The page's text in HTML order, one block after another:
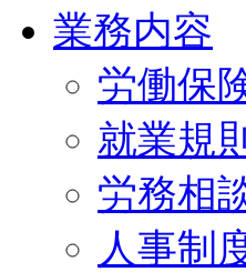
業務内容
労働保
就業規
労務相
人事制